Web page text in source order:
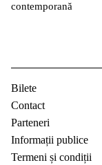
contemporană
Bilete
Contact
Parteneri
Informații publice
Termeni și condiții